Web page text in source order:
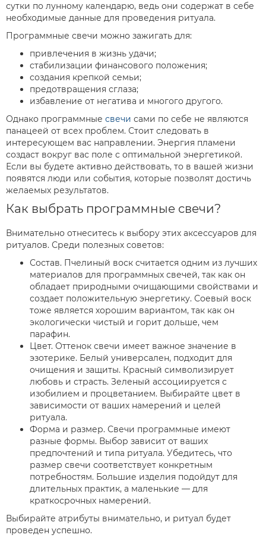
сутки по лунному календарю, ведь они содержат в себе
необходимые данные для проведения ритуала.
Программные свечи можно зажигать для:
привлечения в жизнь удачи;
стабилизации финансового положения;
создания крепкой семьи;
предотвращения сглаза;
избавление от негатива и многого другого.
Однако программные свечи сами по себе не являются
панацеей от всех проблем. Стоит следовать в
интересующем вас направлении. Энергия пламени
создаст вокруг вас поле с оптимальной энергетикой.
Если вы будете активно действовать, то в вашей жизни
появятся люди или события, которые позволят достичь
желаемых результатов.
Как выбрать программные свечи?
Внимательно отнеситесь к выбору этих аксессуаров для
ритуалов. Среди полезных советов:
Состав. Пчелиный воск считается одним из лучших
материалов для программных свечей, так как он
обладает природными очищающими свойствами и
создает положительную энергетику. Соевый воск
тоже является хорошим вариантом, так как он
экологически чистый и горит дольше, чем
парафин.
Цвет. Оттенок свечи имеет важное значение в
эзотерике. Белый универсален, подходит для
очищения и защиты. Красный символизирует
любовь и страсть. Зеленый ассоциируется с
изобилием и процветанием. Выбирайте цвет в
зависимости от ваших намерений и целей
ритуала.
Форма и размер. Свечи программные имеют
разные формы. Выбор зависит от ваших
предпочтений и типа ритуала. Убедитесь, что
размер свечи соответствует конкретным
потребностям. Большие изделия подойдут для
длительных практик, а маленькие — для
краткосрочных намерений.
Выбирайте атрибуты внимательно, и ритуал будет
проведен успешно.